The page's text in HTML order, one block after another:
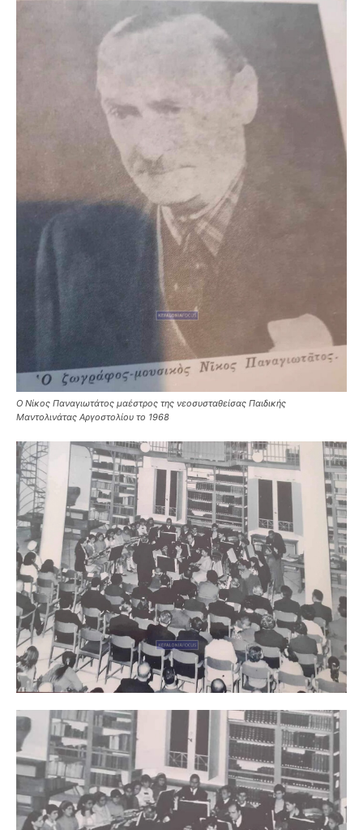
Ο Νίκος Παναγιωτάτος μαέστρος της νεοσυσταθείσας Παιδικής
Μαντολινάτας Αργοστολίου το 1968